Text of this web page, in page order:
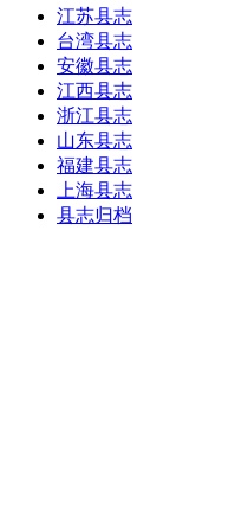
江苏县志
台湾县志
安徽县志
江西县志
浙江县志
山东县志
福建县志
上海县志
县志归档